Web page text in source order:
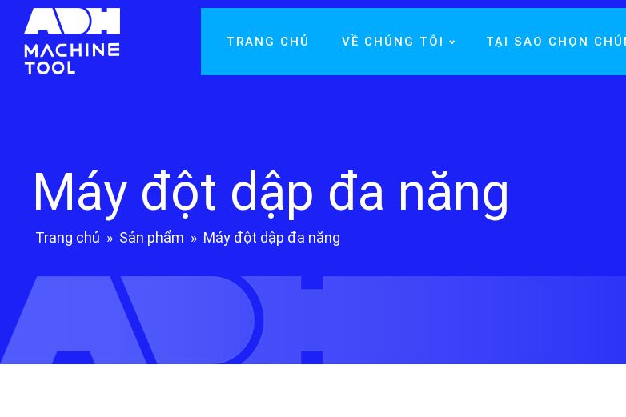
TRANG CHỦ VỀ CHÚNG TÔI TẠI SAO CHỌN
Máy đột dập đa năng
Trang chủ » Sản phẩm » Máy đột dập đa năng